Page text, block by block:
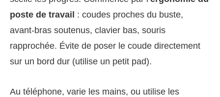
poste de travail : coudes proches du buste,
avant‑bras soutenus, clavier bas, souris
rapprochée. Évite de poser le coude directement
sur un bord dur (utilise un petit pad).
Au téléphone, varie les mains, ou utilise les